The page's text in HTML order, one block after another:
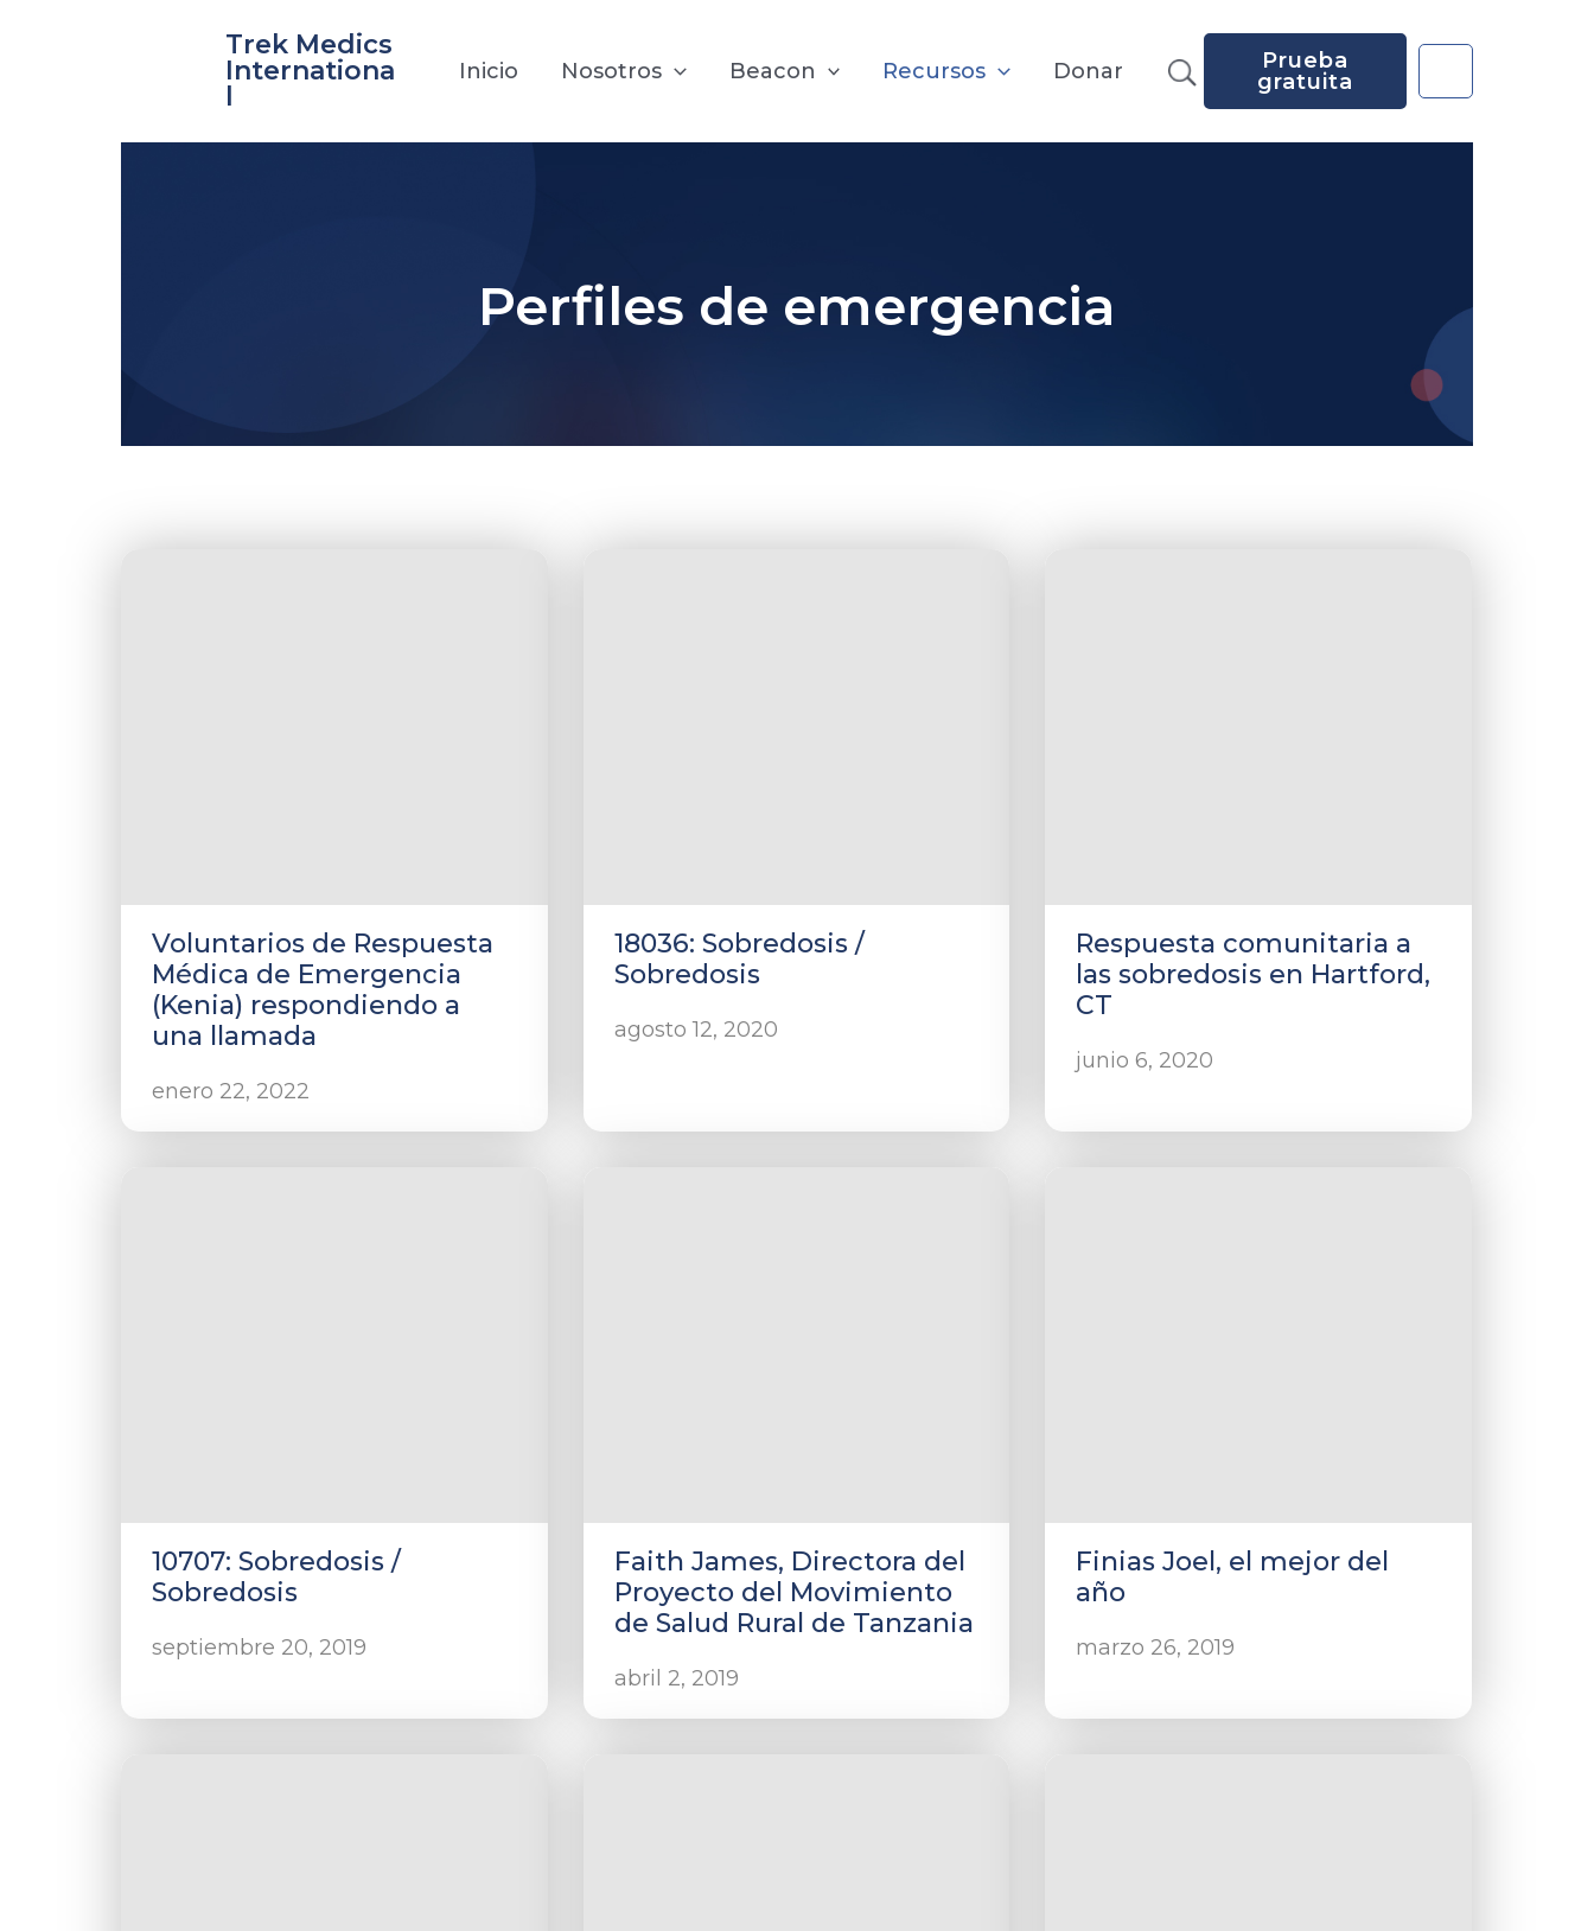
Trek Medics
Internationa
Inicio Nosotros Beacon Recursos Donar
Prueba
gratuita
Perfiles de emergencia
Voluntarios de Respuesta
Médica de Emergencia
(Kenia) respondiendo a
una llamada
enero 22, 2022
18036: Sobredosis /
Sobredosis
agosto 12, 2020
Respuesta comunitaria a
las sobredosis en Hartford,
CT
junio 6, 2020
10707: Sobredosis /
Sobredosis
septiembre 20, 2019
Faith James, Directora del
Proyecto del Movimiento
de Salud Rural de Tanzania
abril 2, 2019
Finias Joel, el mejor del
año
marzo 26, 2019